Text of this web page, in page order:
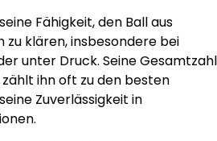
Fähigkeit, den Ball aus
klären, insbesondere bei
unter Druck. Seine Gesamtzahl
ihn oft zu den besten
Zuverlässigkeit in